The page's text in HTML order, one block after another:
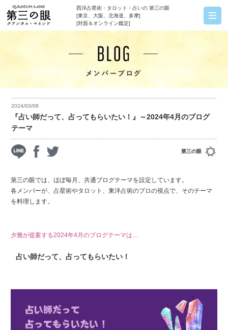
西洋占星術・タロット・占いの 第三の眼
[東京、大阪、北海道、多摩]
[対面＆オンライン鑑定]
2024/03/08
『占い師だって、占ってもらいたい！』～2024年4月のブログ
テーマ
第三の眼
第三の眼では、ほぼ毎月、共通ブログテーマを設定しています。
各メンバーが、占星術やタロット、東洋占術のプロの視点で、そのテーマ
を料理します。
夕雅が提案する2024年4月のブログテーマは…
占い師だって、占ってもらいたい！